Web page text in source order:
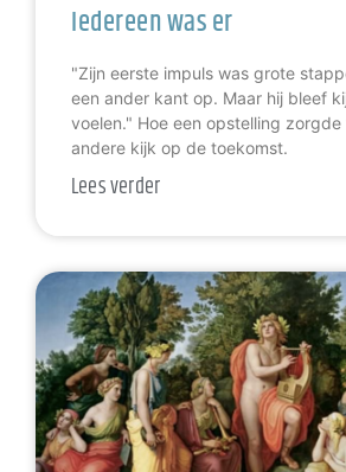
Iedereen was er
"Zijn eerste impuls was grote
een ander kant op. Maar hij bleef
voelen." Hoe een opstelling zorgde
andere kijk op de toekomst.
Lees verder